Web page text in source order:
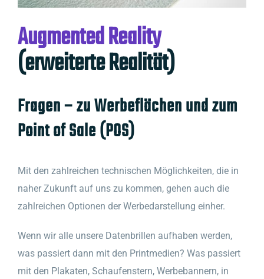
Augmented Reality
(erweiterte Realität)
Fragen – zu Werbeflächen und zum
Point of Sale (POS)
Mit den zahlreichen technischen Möglichkeiten, die in
naher Zukunft auf uns zu kommen, gehen auch die
zahlreichen Optionen der Werbedarstellung einher.
Wenn wir alle unsere Datenbrillen aufhaben werden,
was passiert dann mit den Printmedien? Was passiert
mit den Plakaten, Schaufenstern, Werbebannern, in